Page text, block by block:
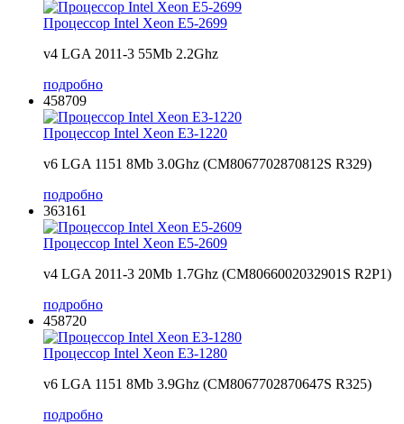
Процессор Intel Xeon E5-2699
v4 LGA 2011-3 55Mb 2.2Ghz
подробно
458709
Процессор Intel Xeon E3-1220
v6 LGA 1151 8Mb 3.0Ghz (CM8067702870812S R329)
подробно
363161
Процессор Intel Xeon E5-2609
v4 LGA 2011-3 20Mb 1.7Ghz (CM8066002032901S R2P1)
подробно
458720
Процессор Intel Xeon E3-1280
v6 LGA 1151 8Mb 3.9Ghz (CM8067702870647S R325)
подробно